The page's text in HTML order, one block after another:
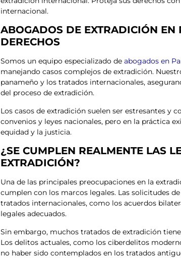
internacional.
ABOGADOS DE EXTRADICIÓN
DERECHOS
Somos un equipo especializado de abogados en
manejando casos complejos de extradición.
panameño y los tratados internacionales,
del proceso de extradición.
Los casos de extradición suelen ser estresantes y
convenios y leyes nacionales, pero en la práctica
equidad y la justicia.
¿SE CUMPLEN REALMENTE LAS
EXTRADICIÓN?
Una de las principales preocupaciones en la
cumplen con los marcos legales. Las solicitudes
tratados internacionales, como los acuerdos
legales adecuados.
Sin embargo, muchos tratados de extradición
Los delitos actuales, como los ciberdelitos
no haber sido contemplados en los tratados